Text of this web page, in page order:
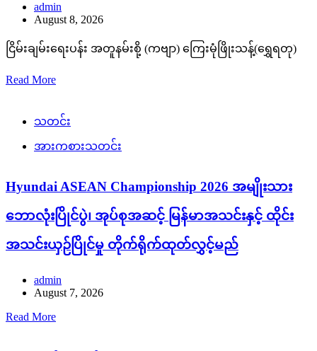
admin
August 8, 2026
ငြိမ်းချမ်းရေးပန်း အတူနမ်းစို့ (ကဗျာ) ကြေးမုံဖြိုးသန့်(ရွှေရတု)
Read More
သတင်း
အားကစားသတင်း
Hyundai ASEAN Championship 2026 အမျိုးသား
ဘောလုံးပြိုင်ပွဲ၊ အုပ်စုအဆင့် မြန်မာအသင်းနှင့် ထိုင်း
အသင်းယှဉ်ပြိုင်မှု တိုက်ရိုက်ထုတ်လွှင့်မည်
admin
August 7, 2026
Read More